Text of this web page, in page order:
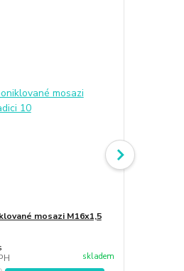
mosazi M16x1,5
skladem